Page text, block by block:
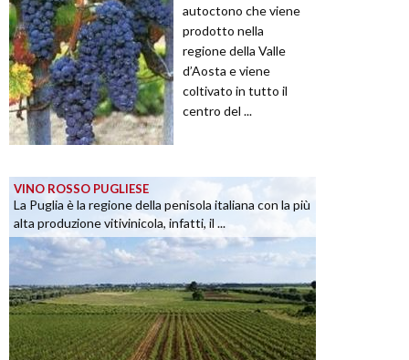
autoctono che viene
prodotto nella
regione della Valle
d’Aosta e viene
coltivato in tutto il
centro del ...
VINO ROSSO PUGLIESE
La Puglia è la regione della penisola italiana con la più
alta produzione vitivinicola, infatti, il ...